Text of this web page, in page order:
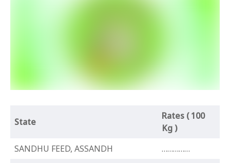
State
Rates ( 100
Kg )
SANDHU FEED, ASSANDH
……………